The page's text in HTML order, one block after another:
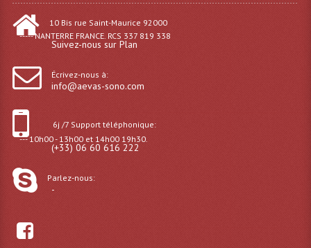
Structure Et Angles Quatro Deco
Structures, Angles Sd150
Tour De Travail Et Échafaudage
10 Bis rue Saint-Maurice 92000
----- NANTERRE FRANCE. RCS 337 819 338
Suivez-nous sur Plan
Écrivez-nous à:
info@aevas-sono.com
6j /7 Support téléphonique:
--- 10h00 - 13h00 et 14h00 19h30.
(+33) 06 60 616 222
Parlez-nous:
-